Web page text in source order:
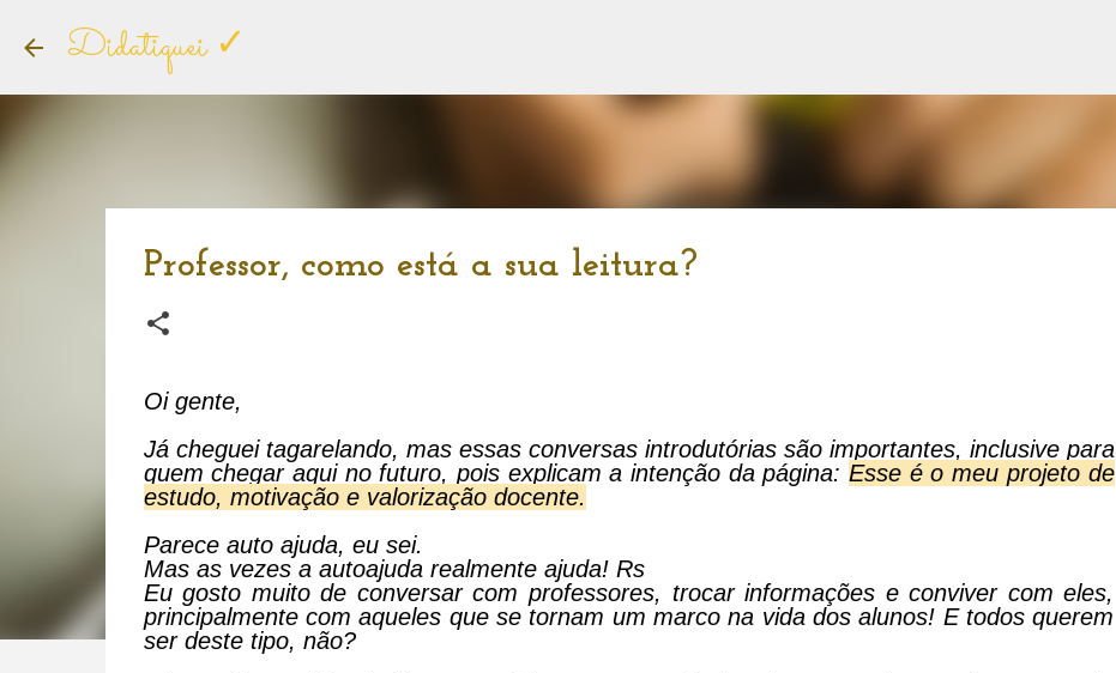
Didatiquei ✓
Professor, como está a sua leitura?
Oi gente,
Já cheguei tagarelando, mas essas conversas introdutórias são importantes, inclusive para
quem chegar aqui no futuro, pois explicam a intenção da página:Esse é o meu projeto de
estudo, motivação e valorização docente.
Parece auto ajuda, eu sei.
Mas as vezes a autoajuda realmente ajuda! Rs
Eu gosto muito de conversar com professores, trocar informações e conviver com eles,
principalmente com aqueles que se tornam um marco na vida dos alunos! E todos querem
ser deste tipo, não?